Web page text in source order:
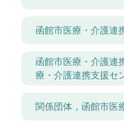
函館市医療・介護連
函館市医療・介護連
療・介護連携支援セ
関係団体，函館市医